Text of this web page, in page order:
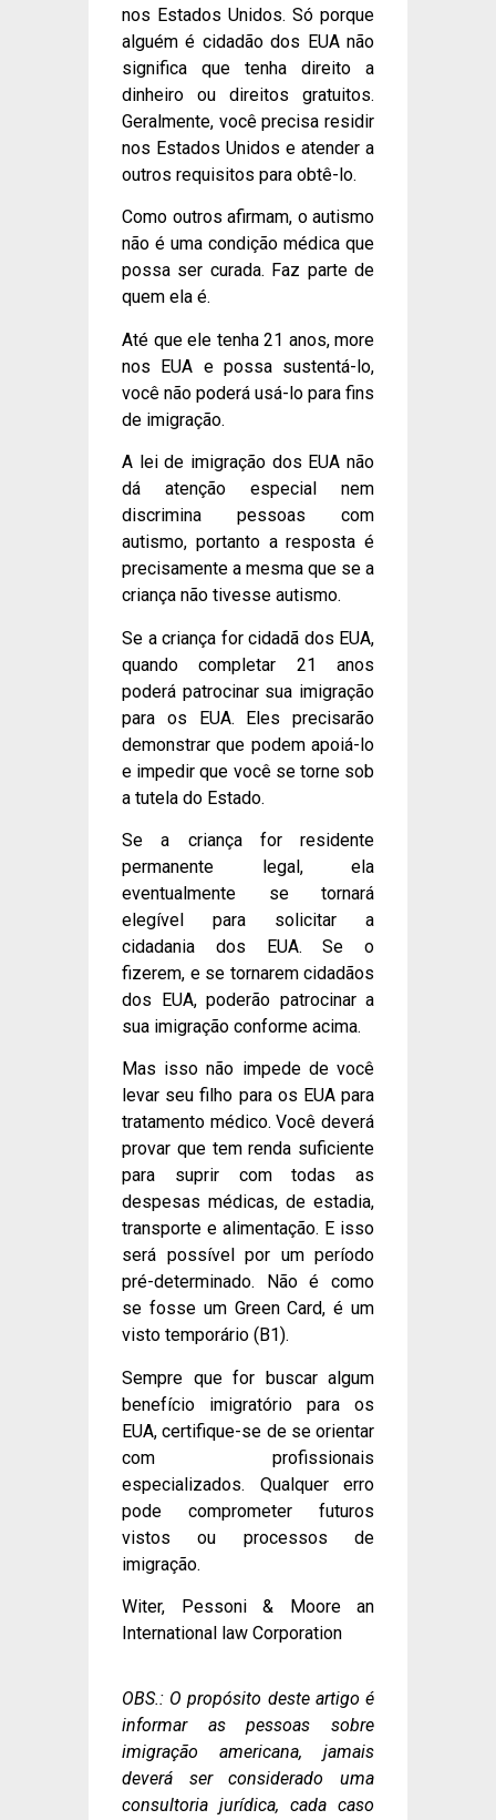
nos Estados Unidos. Só porque
alguém é cidadão dos EUA não
significa que tenha direito a
dinheiro ou direitos gratuitos.
Geralmente, você precisa residir
nos Estados Unidos e atender a
outros requisitos para obtê-lo.
Como outros afirmam, o autismo
não é uma condição médica que
possa ser curada. Faz parte de
quem ela é.
Até que ele tenha 21 anos, more
nos EUA e possa sustentá-lo,
você não poderá usá-lo para fins
de imigração.
A lei de imigração dos EUA não
dá atenção especial nem
discrimina pessoas com
autismo, portanto a resposta é
precisamente a mesma que se a
criança não tivesse autismo.
Se a criança for cidadã dos EUA,
quando completar 21 anos
poderá patrocinar sua imigração
para os EUA. Eles precisarão
demonstrar que podem apoiá-lo
e impedir que você se torne sob
a tutela do Estado.
Se a criança for residente
permanente legal, ela
eventualmente se tornará
elegível para solicitar a
cidadania dos EUA. Se o
fizerem, e se tornarem cidadãos
dos EUA, poderão patrocinar a
sua imigração conforme acima.
Mas isso não impede de você
levar seu filho para os EUA para
tratamento médico. Você deverá
provar que tem renda suficiente
para suprir com todas as
despesas médicas, de estadia,
transporte e alimentação. E isso
será possível por um período
pré-determinado. Não é como
se fosse um Green Card, é um
visto temporário (B1).
Sempre que for buscar algum
benefício imigratório para os
EUA, certifique-se de se orientar
com profissionais
especializados. Qualquer erro
pode comprometer futuros
vistos ou processos de
imigração.
Witer, Pessoni & Moore an
International law Corporation
OBS.: O propósito deste artigo é
informar as pessoas sobre
imigração americana, jamais
deverá ser considerado uma
consultoria jurídica, cada caso